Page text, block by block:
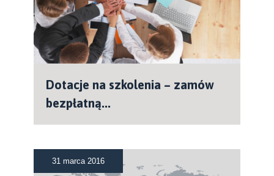
Dotacje na szkolenia – zamów
bezpłatną...
31 marca 2016